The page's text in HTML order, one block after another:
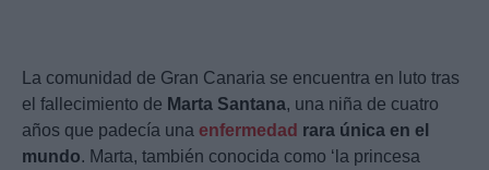
La comunidad de Gran Canaria se encuentra en luto tras
el fallecimiento de Marta Santana, una niña de cuatro
años que padecía una enfermedad rara única en el
mundo. Marta, también conocida como ‘la princesa